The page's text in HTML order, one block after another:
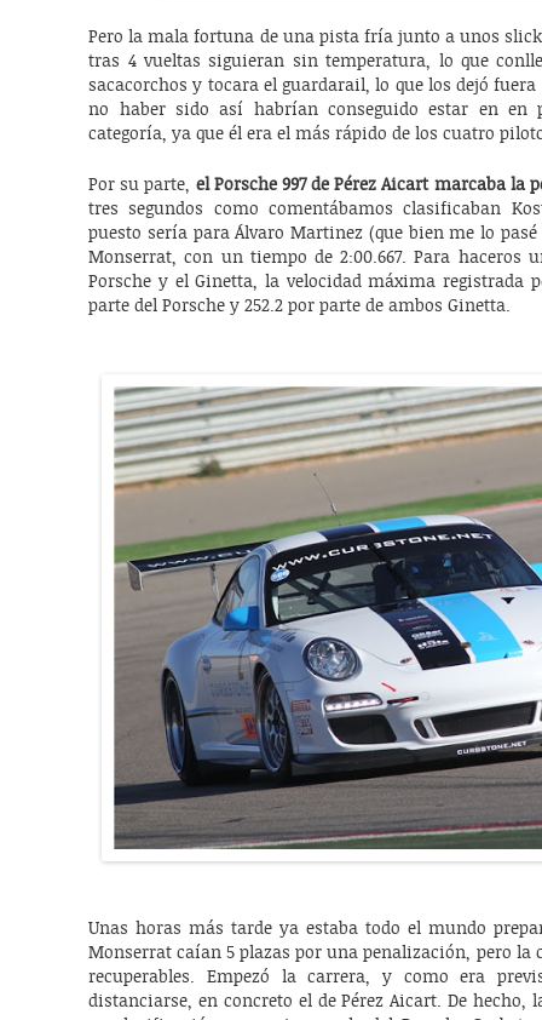
Pero la mala fortuna de una pista fría junto a unos
tras 4 vueltas siguieran sin temperatura, lo que
sacacorchos y tocara el guardarail, lo que los dejó
no haber sido así habrían conseguido estar en en
categoría, ya que él era el más rápido de los cuatro
Por su parte, el Porsche 997 de Pérez Aicart marcaba la
tres segundos como comentábamos clasificaban
puesto sería para Álvaro Martinez (que bien me lo pasé
Monserrat, con un tiempo de 2:00.667. Para haceros
Porsche y el Ginetta, la velocidad máxima registrada
parte del Porsche y 252.2 por parte de ambos Ginetta.
Unas horas más tarde ya estaba todo el mundo
Monserrat caían 5 plazas por una penalización, pero la
recuperables. Empezó la carrera, y como era
distanciarse, en concreto el de Pérez Aicart. De hecho,